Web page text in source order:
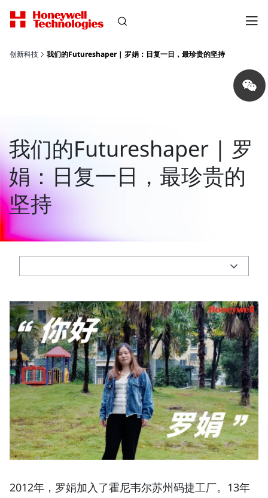
创新科技 我们的Futureshaper | 罗娟：日复一日，最珍贵的坚持
Share
on
wechat
我们的Futureshaper | 罗
娟：日复一日，最珍贵的
坚持
2012年，罗娟加入了霍尼韦尔苏州码捷工厂。13年